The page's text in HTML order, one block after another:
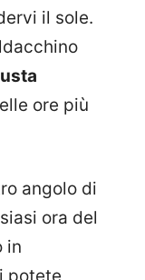
il sole.
ore più
angolo di
ora del
in